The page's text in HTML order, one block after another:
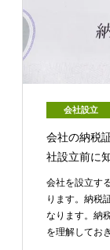
会社設立
会社の納税
社設立前に
会社を設立す
ります。納税
なります。納
を理解してお